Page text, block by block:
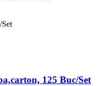
125 Buc/Set